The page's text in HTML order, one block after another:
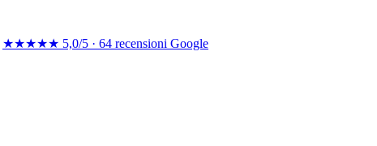
★★★★★ 5,0/5 · 64 recensioni Google